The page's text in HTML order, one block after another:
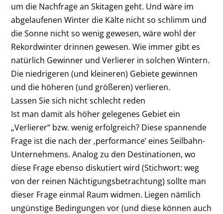
um die Nachfrage an Skitagen geht. Und wäre im
abgelaufenen Winter die Kälte nicht so schlimm und
die Sonne nicht so wenig gewesen, wäre wohl der
Rekordwinter drinnen gewesen. Wie immer gibt es
natürlich Gewinner und Verlierer in solchen Wintern.
Die niedrigeren (und kleineren) Gebiete gewinnen
und die höheren (und größeren) verlieren.
Lassen Sie sich nicht schlecht reden
Ist man damit als höher gelegenes Gebiet ein
„Verlierer“ bzw. wenig erfolgreich? Diese spannende
Frage ist die nach der ‚performance’ eines Seilbahn-
Unternehmens. Analog zu den Destinationen, wo
diese Frage ebenso diskutiert wird (Stichwort: weg
von der reinen Nächtigungsbetrachtung) sollte man
dieser Frage einmal Raum widmen. Liegen nämlich
ungünstige Bedingungen vor (und diese können auch